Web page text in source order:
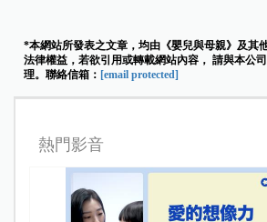
*本網站所發表之文章，均由《嬰兒與母親》及其
法律權益，若欲引用或轉載網站內容， 請與本公
理。聯絡信箱： [email protected]
熱門影音